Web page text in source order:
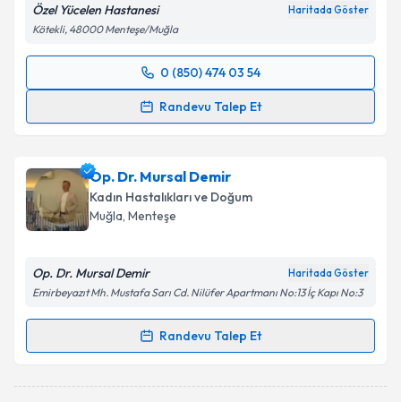
Özel Yücelen Hastanesi Haritada Göster
Kötekli, 48000 Menteşe/Muğla
0 (850) 474 03 54
Randevu Talep Et
Randevu Takvimi Talebi
için bir takvim hazırlandığında e-posta ile
bilgilendireceğiz.
E-posta Adresiniz
Kişisel verilerimin işlenmesine ilişkinAydınlatma
'ni okudum ve kişisel verilerimin belirtilen
kapsamda işlenmesini kabul ediyorum.
Op. Dr. Mursal Demir
Kadın Hastalıkları ve Doğum
Muğla, Menteşe
Op. Dr. Mursal Demir Haritada Göster
Emirbeyazıt Mh. Mustafa Sarı Cd. Nilüfer Apartmanı No:13 İç Kapı No:3
Randevu Talep Et
Randevu Takvimi Talebi